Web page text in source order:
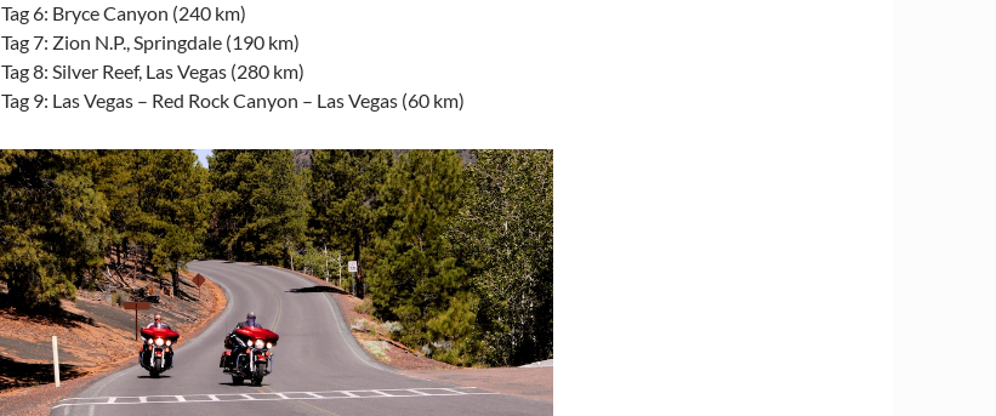
Tag 6: Bryce Canyon (240 km)
Tag 7: Zion N.P., Springdale (190 km)
Tag 8: Silver Reef, Las Vegas (280 km)
Tag 9: Las Vegas – Red Rock Canyon – Las Vegas (60 km)